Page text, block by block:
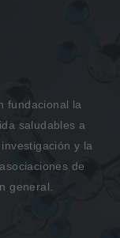
fundacional la
saludables a
y la
de
general.